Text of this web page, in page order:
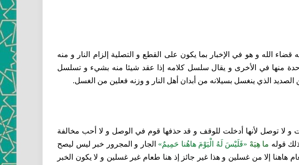
الله و هو في الإخبار بما يكون على القطع و التصلية إلزام النار و منه
منها في الأخرى و يقال سلسل كلامه إذا عقد شيئا منه بشي‏ء و تسلسل
الذي ينغسل بسيلانه من أبدان أهل النار و وزنه فعلين من الغسل.
و لا توصل لأنها أدخلت للوقف و قد حذفها قوم في الوصل و لا أحب مخالفة
قوله‏ ما هِيَهْ‏ «فَلَيْسَ لَهُ الْيَوْمَ هاهُنا حَمِيمٌ» الجار و المجرور خبر ليس ليصح
هاهنا إلا من غسلين و هذا غير جائز إذ هنا طعام غير غسلين و لا يكون الخبر